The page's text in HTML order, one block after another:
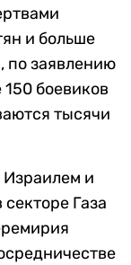
и больше
по заявлению
боевиков
тысячи
и
Газа